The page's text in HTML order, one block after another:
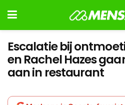
Escalatie bij
en Rachel Hazes
aan in restaurant